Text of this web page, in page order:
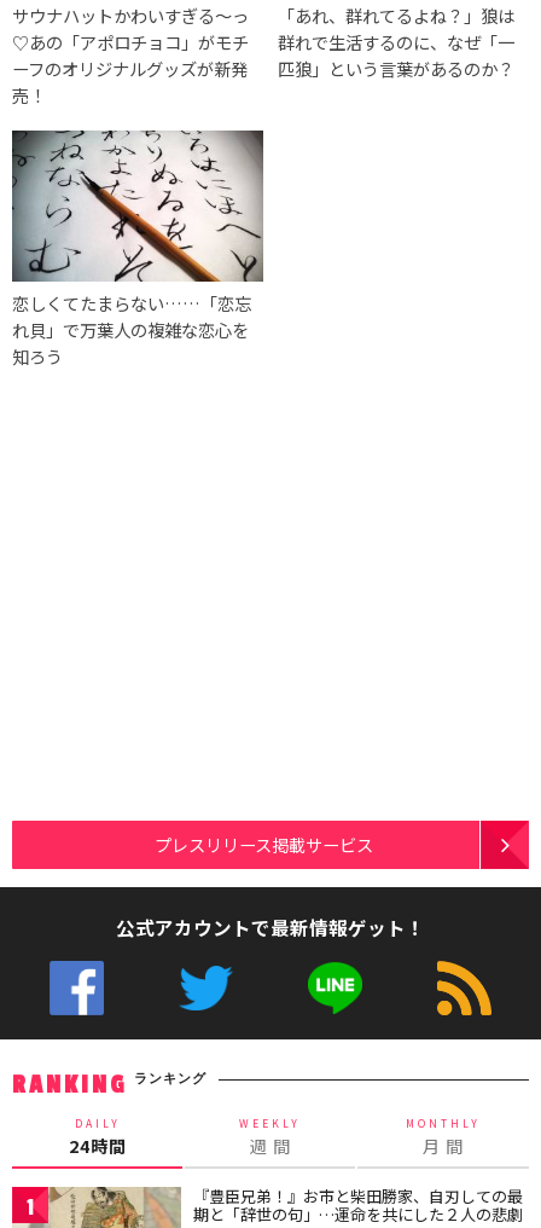
サウナハットかわいすぎる〜っ
♡あの「アポロチョコ」がモチ
ーフのオリジナルグッズが新発
売！
「あれ、群れてるよね？」狼は
群れで生活するのに、なぜ「一
匹狼」という言葉があるのか？
恋しくてたまらない……「恋忘
れ貝」で万葉人の複雑な恋心を
知ろう
プレスリリース掲載サービス
公式アカウントで最新情報ゲット！
RANKING ランキング
DAILY
24時間
WEEKLY
週 間
MONTHLY
月 間
1 『豊臣兄弟！』お市と柴田勝家、自刃しての最
期と「辞世の句」…運命を共にした２人の悲劇